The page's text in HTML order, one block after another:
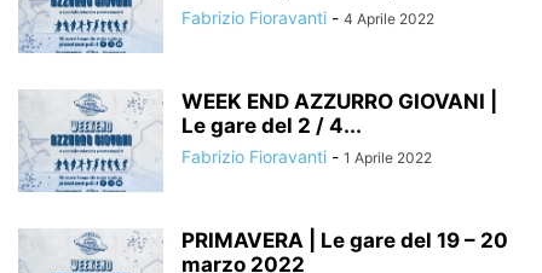
Fabrizio Fioravanti - 4 Aprile 2022
WEEK END AZZURRO GIOVANI |
Le gare del 2 / 4...
Fabrizio Fioravanti - 1 Aprile 2022
PRIMAVERA | Le gare del 19 – 20
marzo 2022